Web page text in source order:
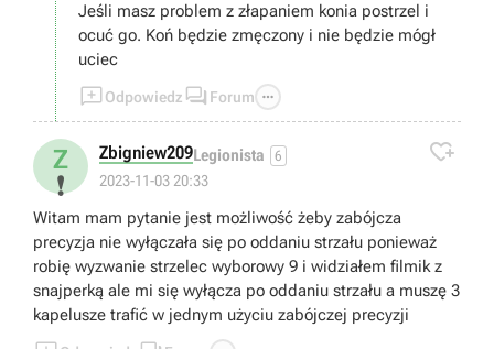
Jeśli masz problem z złapaniem konia postrzel i
ocuć go. Koń będzie zmęczony i nie będzie mógł
uciec
Odpowiedz  Forum 
Z
❗
Zbigniew209Legionista 6
2023-11-03 20:33

Witam mam pytanie jest możliwość żeby zabójcza
precyzja nie wyłączała się po oddaniu strzału ponieważ
robię wyzwanie strzelec wyborowy 9 i widziałem filmik z
snajperką ale mi się wyłącza po oddaniu strzału a muszę 3
kapelusze trafić w jednym użyciu zabójczej precyzji